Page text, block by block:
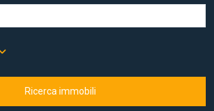
Ricerca immobili